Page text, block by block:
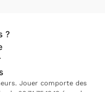
?
Jouer comporte des